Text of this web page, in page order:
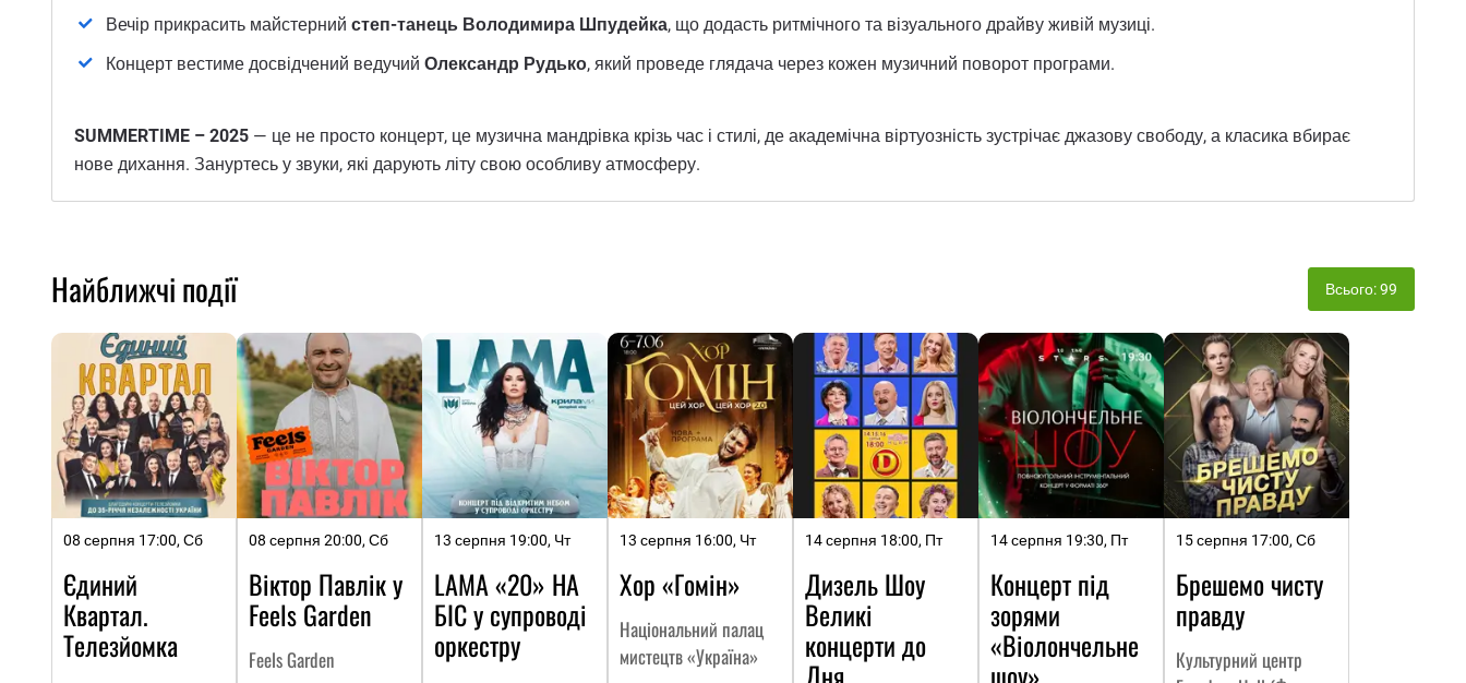
Вечір прикрасить майстерний степ-танець Володимира Шпудейка, що додасть ритмічного та візуального драйву живій музиці.
Концерт вестиме досвідчений ведучий Олександр Рудько, який проведе глядача через кожен музичний поворот програми.
SUMMERTIME – 2025 — це не просто концерт, це музична мандрівка крізь час і стилі, де академічна віртуозність зустрічає джазову свободу, а класика вбирає
нове дихання. Зануртесь у звуки, які дарують літу свою особливу атмосферу.
Найближчі події Всього: 99
08 серпня 17:00, Сб
Єдиний
Квартал.
Телезйомка
08 серпня 20:00, Сб
Віктор Павлік у
Feels Garden
Feels Garden
13 серпня 19:00, Чт
LAMA «20» НА
БІС у супроводі
оркестру
13 серпня 16:00, Чт
Хор «Гомін»
Національний палац
мистецтв «Україна»
14 серпня 18:00, Пт
Дизель Шоу
Великі
концерти до
14 серпня 19:30, Пт
Концерт під
зорями
«Віолончельне
15 серпня 17:00, Сб
Брешемо чисту
правду
Культурний центр